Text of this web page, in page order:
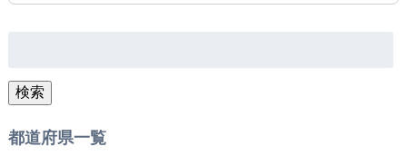
検索
都道府県一覧